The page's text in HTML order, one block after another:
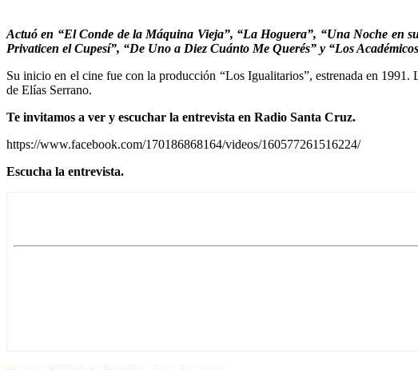
Actuó en “El Conde de la Máquina Vieja”, “La Hoguera”, “Una Noche en
Privaticen el Cupesí”, “De Uno a Diez Cuánto Me Querés” y “Los
Su inicio en el cine fue con la producción “Los Igualitarios”, estrenada en
de Elías Serrano.
Te invitamos a ver y escuchar la entrevista en Radio Santa Cruz.
https://www.facebook.com/170186868164/videos/160577261516224/
Escucha la entrevista.